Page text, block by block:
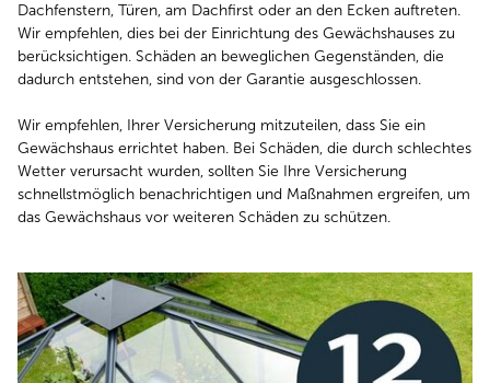
Dachfenstern, Türen, am Dachfirst oder an den Ecken auftreten.
Wir empfehlen, dies bei der Einrichtung des Gewächshauses zu
berücksichtigen. Schäden an beweglichen Gegenständen, die
dadurch entstehen, sind von der Garantie ausgeschlossen.
Wir empfehlen, Ihrer Versicherung mitzuteilen, dass Sie ein
Gewächshaus errichtet haben. Bei Schäden, die durch schlechtes
Wetter verursacht wurden, sollten Sie Ihre Versicherung
schnellstmöglich benachrichtigen und Maßnahmen ergreifen, um
das Gewächshaus vor weiteren Schäden zu schützen.